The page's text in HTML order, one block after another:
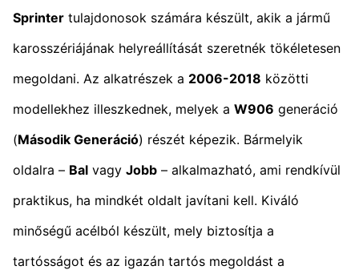
Sprinter tulajdonosok számára készült, akik a jármű
karosszériájának helyreállítását szeretnék tökéletesen
megoldani. Az alkatrészek a 2006-2018 közötti
modellekhez illeszkednek, melyek a W906 generáció
(Második Generáció) részét képezik. Bármelyik
oldalra – Bal vagy Jobb – alkalmazható, ami rendkívül
praktikus, ha mindkét oldalt javítani kell. Kiváló
minőségű acélból készült, mely biztosítja a
tartósságot és az igazán tartós megoldást a